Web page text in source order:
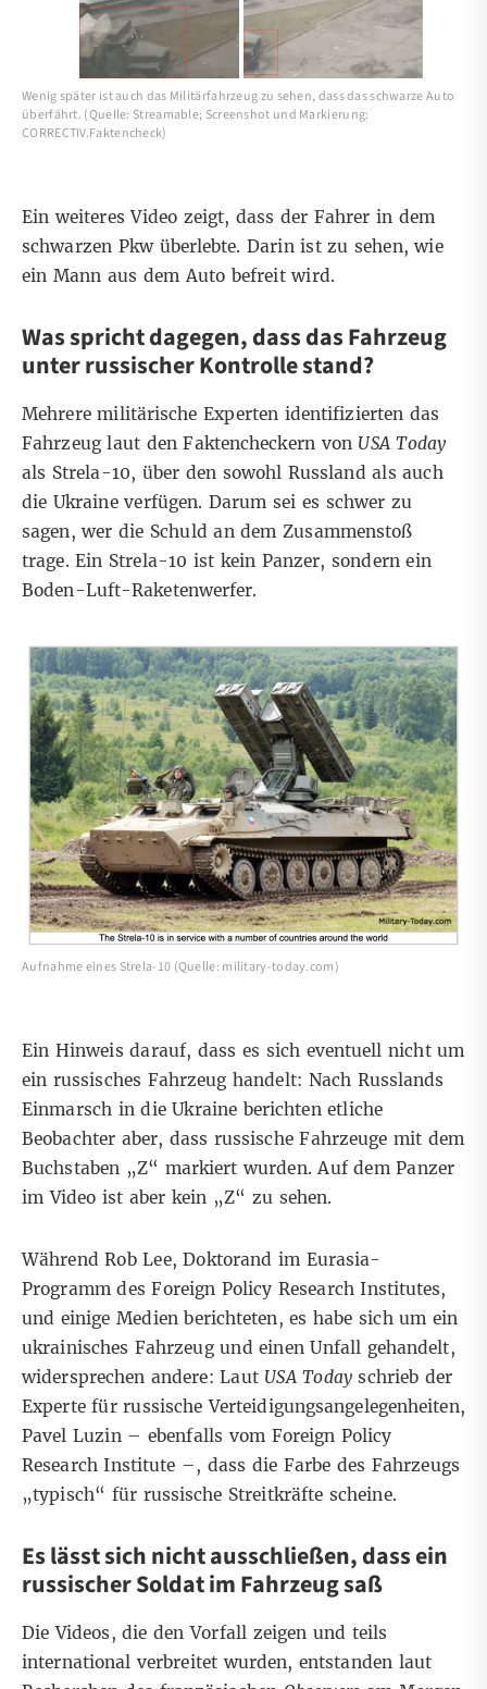
Wenig später ist auch das Militärfahrzeug zu sehen, dass das schwarze Auto
überfährt. (Quelle: Streamable; Screenshot und Markierung:
CORRECTIV.Faktencheck)
Ein weiteres Videozeigt, dass der Fahrer in dem
schwarzen Pkw überlebte. Darin ist zu sehen, wie
ein Mann aus dem Auto befreit wird.
Was spricht dagegen, dass das Fahrzeug
unter russischer Kontrolle stand?
MehreremilitärischeExperten identifizierten das
Fahrzeug laut den Faktencheckern von USA Today
als Strela-10, über den sowohl Russland als auch
die Ukraine verfügen. Darum sei es schwer zu
sagen, wer die Schuld an dem Zusammenstoß
trage. Ein Strela-10 ist kein Panzer, sondern ein
Boden-Luft-Raketenwerfer.
Aufnahme eines Strela-10 (Quelle: military-today.com)
Ein Hinweis darauf, dass es sich eventuell nicht um
ein russisches Fahrzeug handelt: Nach Russlands
Einmarsch in die Ukraine berichten etliche
Beobachter aber, dass russische Fahrzeuge mit dem
Buchstaben „Z“ markiert wurden. Auf dem Panzer
im Video ist aber kein „Z“ zu sehen.
WährendRob Lee,Doktorand im Eurasia-
Programm des Foreign Policy Research Institutes,
und einige Medienberichteten, es habe sich um ein
ukrainisches Fahrzeug und einen Unfall gehandelt,
widersprechen andere: Laut USA Todayschrieb der
Experte für russische Verteidigungsangelegenheiten,
Pavel Luzin– ebenfalls vom Foreign Policy
Research Institute –, dass die Farbe des Fahrzeugs
„typisch“ für russische Streitkräfte scheine.
Es lässt sich nicht ausschließen, dass ein
russischer Soldat im Fahrzeug saß
Die Videos, die den Vorfall zeigen und teils
international verbreitet wurden, entstanden laut